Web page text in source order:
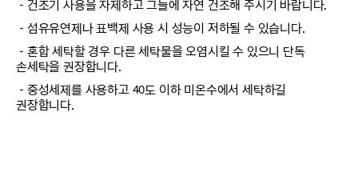
－건조기 사용을 자제하고 그늘에 자연 건조해 주시기 바랍니다.
－섬유유연제나 표백제 사용 시 성능이 저하될 수 있습니다.
－혼합 세탁할 경우 다른 세탁물을 오염시킬 수 있으니 단독
손세탁을 권장합니다.
－중성세제를 사용하고 40도 이하 미온수에서 세탁하길
권장합니다.